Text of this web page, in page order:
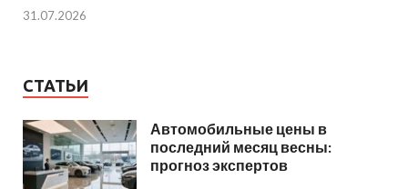
31.07.2026
СТАТЬИ
Автомобильные цены в
последний месяц весны:
прогноз экспертов